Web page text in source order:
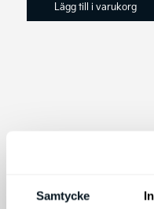
Samtycke
Lägg till i varukorg
varianter.